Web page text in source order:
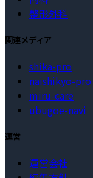
整形外科
関連メディア
shika-pro
naishikyo-pro
miru-care
ubugoe-navi
運営
運営会社